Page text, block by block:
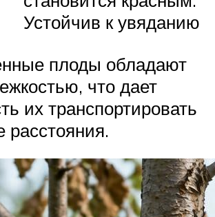
Устойчив к увяданию
плоды обладают
что дает
их транспортировать
расстояния.